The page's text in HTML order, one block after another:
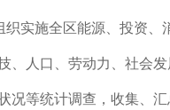
织实施全区能源、投资、
、人口、劳动力、社会发
况等统计调查，收集、